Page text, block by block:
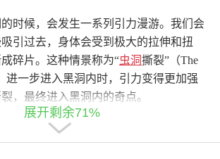
时候，会发生一系列引力漫游。我们会
引过去，身体会受到极大的拉伸和扭
碎片。这种情景称为“虫洞撕裂”（The
进一步进入黑洞内时，引力变得更加强
，最终进入黑洞内的奇点。
科学谜题，是无限密度和无限引力的地
展开剩余71%